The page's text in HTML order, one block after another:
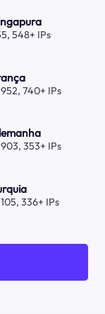
548+ IPs
952, 740+ IPs
903, 353+ IPs
105, 336+ IPs